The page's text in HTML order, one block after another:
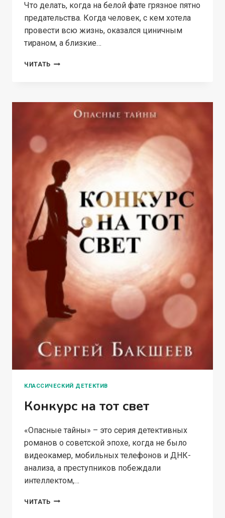
Что делать, когда на белой фате грязное пятно
предательства. Когда человек, с кем хотела
провести всю жизнь, оказался циничным
тираном, а близкие…
ЧИТАТЬ СБЕЖАТЬ
КЛАССИЧЕСКИЙ ДЕТЕКТИВ
Конкурс на тот свет
«Опасные тайны» – это серия детективных
романов о советской эпохе, когда не было
видеокамер, мобильных телефонов и ДНК-
анализа, а преступников побеждали
интеллектом,…
ЧИТАТЬ КОНКУРС